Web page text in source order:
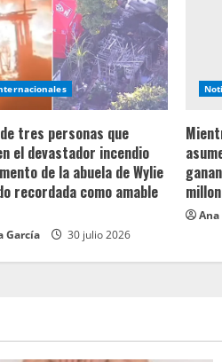
tres personas que
el devastador incendio
de la abuela de Wylie
recordada como amable
García 30 julio 2026
Ana